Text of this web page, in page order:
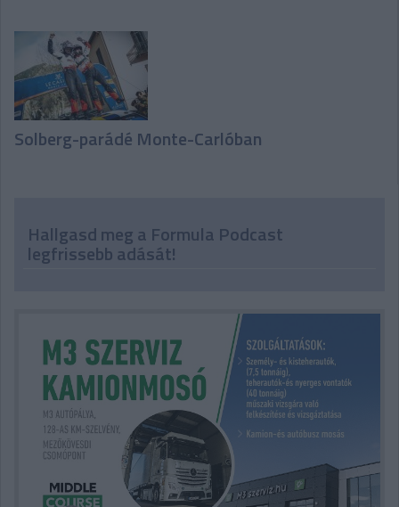
Solberg-parádé Monte-Carlóban
Hallgasd meg a Formula Podcast
legfrissebb adását!